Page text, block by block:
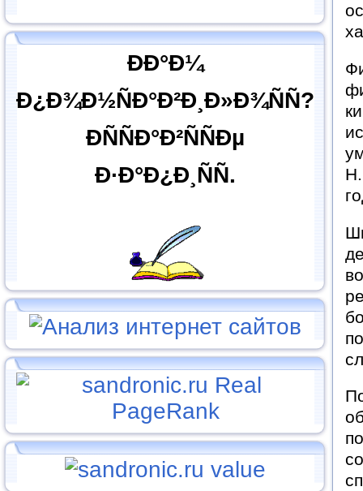
ÐÐ°Ð¼
Ð¿Ð¾Ð½ÑÐ°Ð²Ð¸Ð»Ð¾ÑÑ?
ÐÑÑÐ°Ð²ÑÑÐµ
Ð·Ð°Ð¿Ð¸ÑÑ.